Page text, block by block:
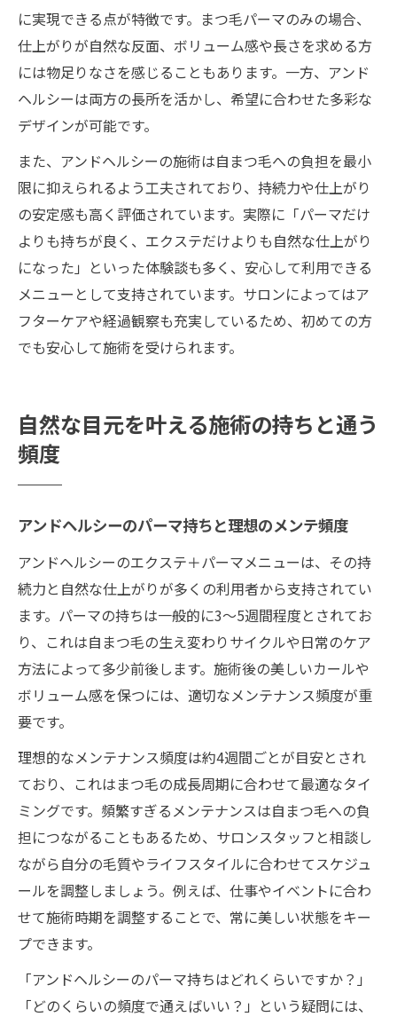
に実現できる点が特徴です。まつ毛パーマのみの場合、
仕上がりが自然な反面、ボリューム感や長さを求める方
には物足りなさを感じることもあります。一方、アンド
ヘルシーは両方の長所を活かし、希望に合わせた多彩な
デザインが可能です。
また、アンドヘルシーの施術は自まつ毛への負担を最小
限に抑えられるよう工夫されており、持続力や仕上がり
の安定感も高く評価されています。実際に「パーマだけ
よりも持ちが良く、エクステだけよりも自然な仕上がり
になった」といった体験談も多く、安心して利用できる
メニューとして支持されています。サロンによってはア
フターケアや経過観察も充実しているため、初めての方
でも安心して施術を受けられます。
自然な目元を叶える施術の持ちと通う
頻度
アンドヘルシーのパーマ持ちと理想のメンテ頻度
アンドヘルシーのエクステ＋パーマメニューは、その持
続力と自然な仕上がりが多くの利用者から支持されてい
ます。パーマの持ちは一般的に3〜5週間程度とされてお
り、これは自まつ毛の生え変わりサイクルや日常のケア
方法によって多少前後します。施術後の美しいカールや
ボリューム感を保つには、適切なメンテナンス頻度が重
要です。
理想的なメンテナンス頻度は約4週間ごとが目安とされ
ており、これはまつ毛の成長周期に合わせて最適なタイ
ミングです。頻繁すぎるメンテナンスは自まつ毛への負
担につながることもあるため、サロンスタッフと相談し
ながら自分の毛質やライフスタイルに合わせてスケジュ
ールを調整しましょう。例えば、仕事やイベントに合わ
せて施術時期を調整することで、常に美しい状態をキー
プできます。
「アンドヘルシーのパーマ持ちはどれくらいですか？」
「どのくらいの頻度で通えばいい？」という疑問には、